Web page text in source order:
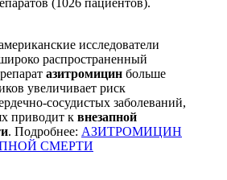
(1026 пациентов).
исследователи
распространенный
азитромицин больше
увеличивает риск
сосудистых заболеваний,
приводит к внезапной
. Подробнее: АЗИТРОМИЦИН
СМЕРТИ